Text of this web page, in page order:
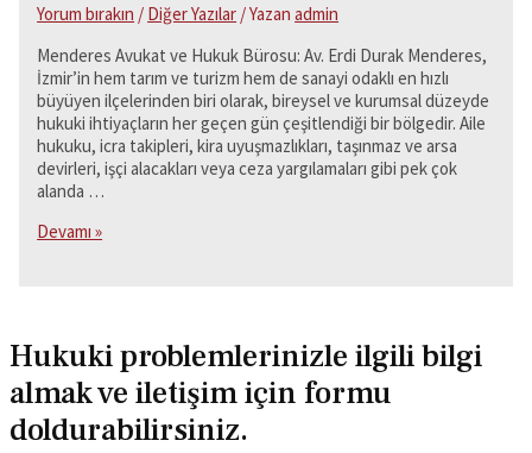
Yorum bırakın / Diğer Yazılar / Yazan admin
Menderes Avukat ve Hukuk Bürosu: Av. Erdi Durak Menderes,
İzmir’in hem tarım ve turizm hem de sanayi odaklı en hızlı
büyüyen ilçelerinden biri olarak, bireysel ve kurumsal düzeyde
hukuki ihtiyaçların her geçen gün çeşitlendiği bir bölgedir. Aile
hukuku, icra takipleri, kira uyuşmazlıkları, taşınmaz ve arsa
devirleri, işçi alacakları veya ceza yargılamaları gibi pek çok
alanda …
Menderes
Av.
Erdi
Durak
Devamı »
Hukuki problemlerinizle ilgili bilgi
almak ve iletişim için formu
doldurabilirsiniz.